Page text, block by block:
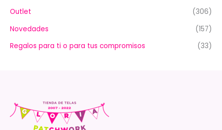
Outlet
(306)
Novedades
(157)
Regalos para ti o para tus compromisos
(33)